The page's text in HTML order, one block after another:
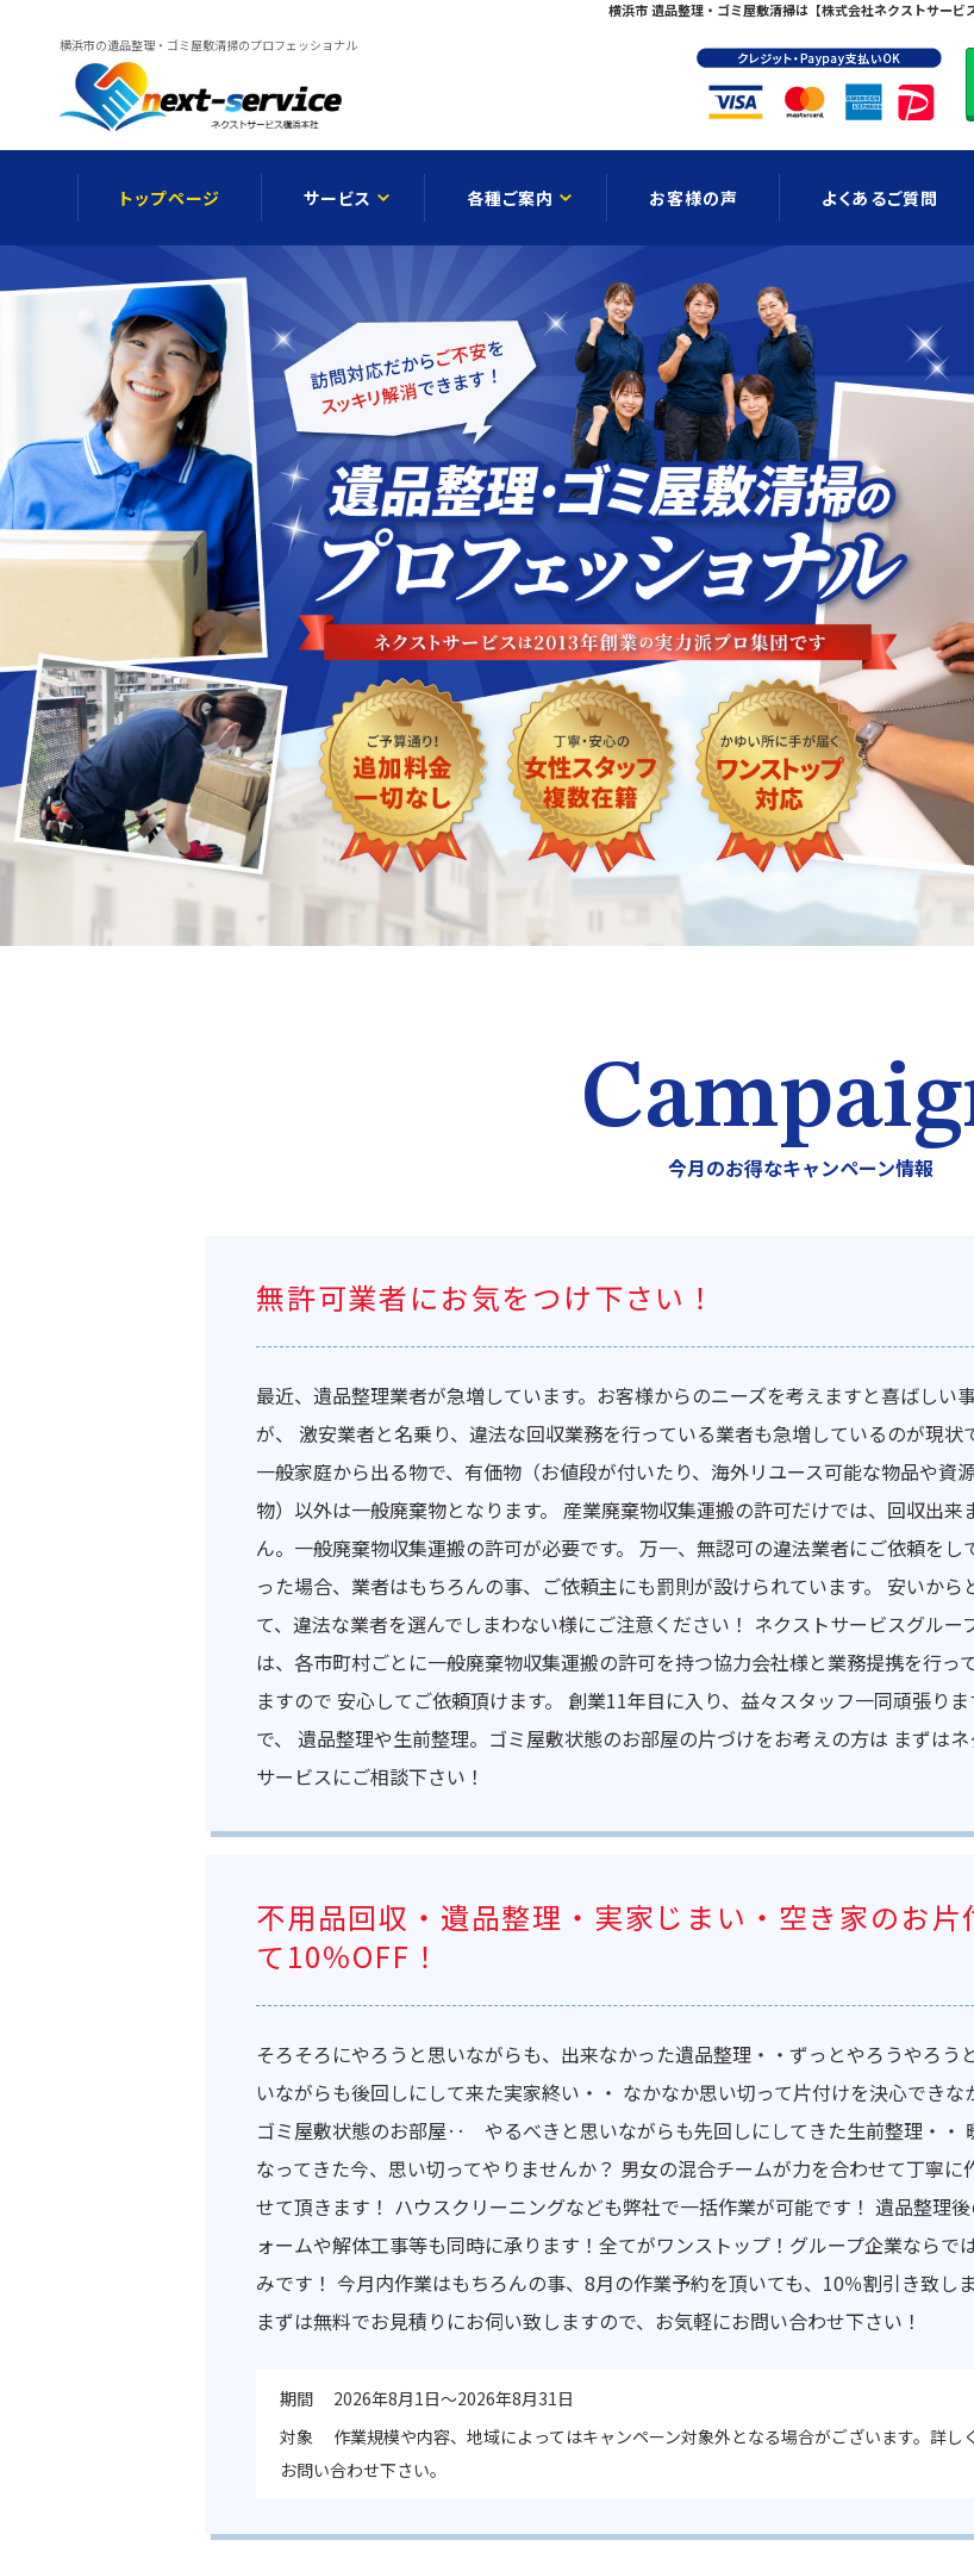
横浜市 遺品整理・ゴミ屋敷清掃は【株式会社ネクストサービス
横浜市の遺品整理・ゴミ屋敷清掃のプロフェッショナル
トップページ サービス
遺品整理 オプションメニュー ゴミ屋敷清掃
終活・生前整理 相続問題解決 リフォーム
各種ご案内
メディア情報 お知らせ ブログ 公
お客様の声 よくあるご質問
今月のお得なキャンペーン情報
無許可業者にお気をつけ下さい！
最近、遺品整理業者が急増しています。お客様からのニーズを考えますと喜ばしい
が、 激安業者と名乗り、違法な回収業務を行っている業者も急増しているのが現状
一般家庭から出る物で、有価物（お値段が付いたり、海外リユース可能な物品や資
物）以外は一般廃棄物となります。 産業廃棄物収集運搬の許可だけでは、回収出来
ん。一般廃棄物収集運搬の許可が必要です。 万一、無認可の違法業者にご依頼をし
った場合、業者はもちろんの事、ご依頼主にも罰則が設けられています。 安いから
て、違法な業者を選んでしまわない様にご注意ください！ ネクストサービスグルー
は、各市町村ごとに一般廃棄物収集運搬の許可を持つ協力会社様と業務提携を行っ
ますので 安心してご依頼頂けます。 創業11年目に入り、益々スタッフ一同頑張りま
で、 遺品整理や生前整理。ゴミ屋敷状態のお部屋の片づけをお考えの方は まずはネ
サービスにご相談下さい！
不用品回収・遺品整理・実家じまい・空き家のお
て10％OFF！
そろそろにやろうと思いながらも、出来なかった遺品整理・・ずっとやろうやろう
いながらも後回しにして来た実家終い・・ なかなか思い切って片付けを決心できな
ゴミ屋敷状態のお部屋‥ やるべきと思いながらも先回しにしてきた生前整理・・
なってきた今、思い切ってやりませんか？ 男女の混合チームが力を合わせて丁寧に
せて頂きます！ ハウスクリーニングなども弊社で一括作業が可能です！ 遺品整理
ォームや解体工事等も同時に承ります！全てがワンストップ！グループ企業ならで
みです！ 今月内作業はもちろんの事、8月の作業予約を頂いても、10％割引き致し
まずは無料でお見積りにお伺い致しますので、お気軽にお問い合わせ下さい！
期間
2026年8月1日～2026年8月31日
対象
作業規模や内容、地域によってはキャンペーン対象外となる場合がございます。詳し
お問い合わせ下さい。